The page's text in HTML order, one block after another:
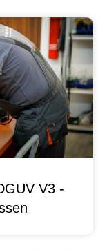
V3 -